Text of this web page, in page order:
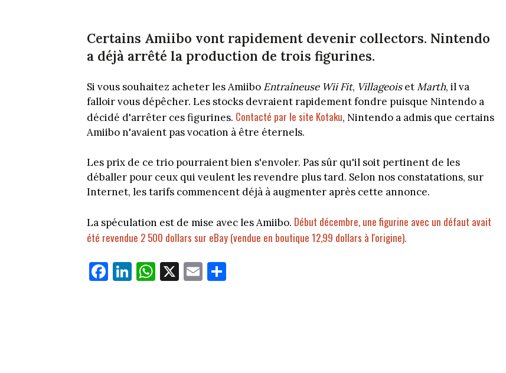
Certains Amiibo vont rapidement devenir collectors. Nintendo
a déjà arrêté la production de trois figurines.
Si vous souhaitez acheter les Amiibo Entraîneuse Wii Fit, VillageoisetMarth, il va
falloir vous dépêcher. Les stocks devraient rapidement fondre puisque Nintendo a
décidé d'arrêter ces figurines. Contacté par le site Kotaku, Nintendo a admis que certains
Amiibo n'avaient pas vocation à être éternels.
Les prix de ce trio pourraient bien s'envoler. Pas sûr qu'il soit pertinent de les
déballer pour ceux qui veulent les revendre plus tard. Selon nos constatations, sur
Internet, les tarifs commencent déjà à augmenter après cette annonce.
La spéculation est de mise avec les Amiibo. Début décembre, une figurine avec un défaut avait
été revendue 2 500 dollars sur eBay (vendue en boutique 12,99 dollars à l'origine).
Fa
ce
Li
nk
W
ha
X E
m